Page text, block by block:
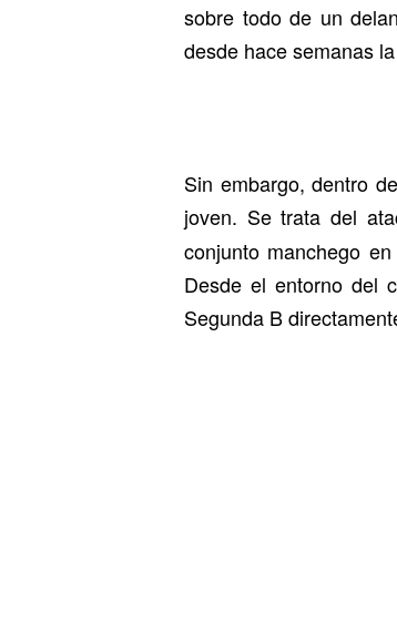
sobre todo de un
desde hace semanas
Sin embargo, dentro
joven. Se trata del
conjunto manchego
Desde el entorno del
Segunda B